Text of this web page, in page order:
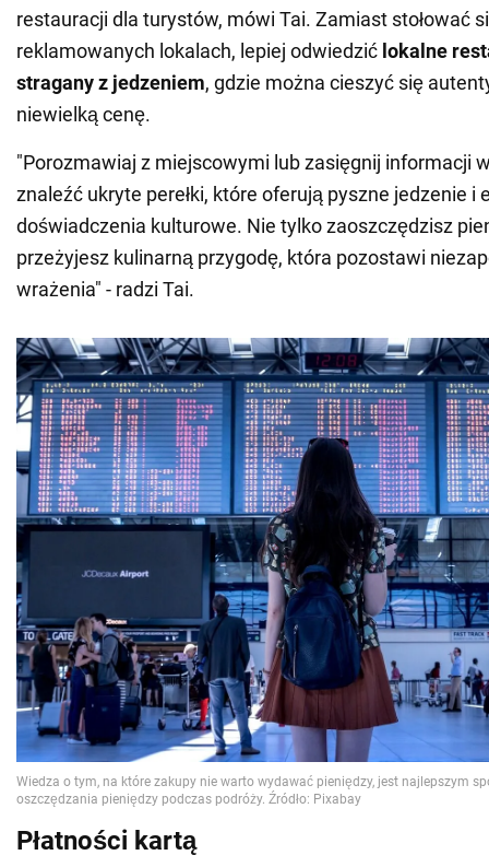
restauracji dla turystów, mówi Tai. Zamiast stołować
reklamowanych lokalach, lepiej odwiedzić lokalne
stragany z jedzeniem, gdzie można cieszyć się
niewielką cenę.
"Porozmawiaj z miejscowymi lub zasięgnij informacji
znaleźć ukryte perełki, które oferują pyszne jedzenie i
doświadczenia kulturowe. Nie tylko zaoszczędzisz
przeżyjesz kulinarną przygodę, która pozostawi
wrażenia" - radzi Tai.
Płatności kartą